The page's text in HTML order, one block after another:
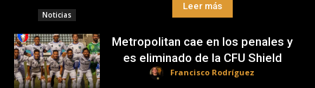
Noticias
Leer más
Metropolitan cae en los penales y
es eliminado de la CFU Shield
Francisco Rodríguez